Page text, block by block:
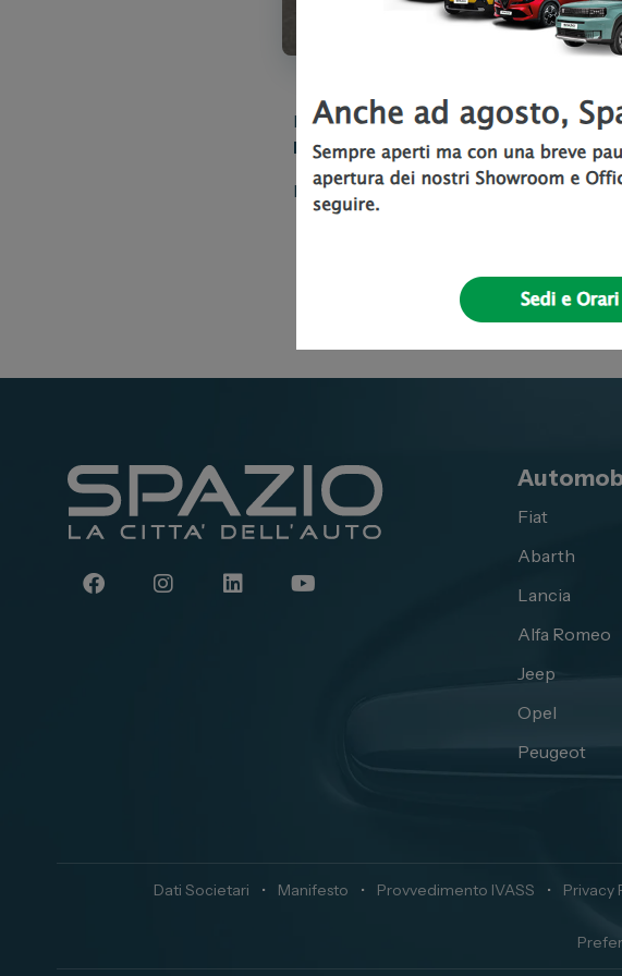
Nella nostra sede di Albatrovi tutte le
Professional, anche usate e km zero.
Passa a trovarci, siamo inCorso Piave
Fiat
Abarth
Lancia
Alfa Romeo
Jeep
Opel
Peugeot
Dati Societari • Manifesto • Provvedimento IVASS • Privacy